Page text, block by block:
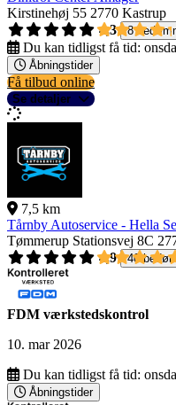
Kirstinehøj 55 2770 Kastrup
4,3
8
Du kan tidligst få tid:
Åbningstider
Få tilbud online
Se detaljer
7,5 km
Tårnby Autoservice - Hella
Tømmerup Stationsvej 8C
4,9
40
FDM værkstedskontrol
10. mar 2026
Du kan tidligst få tid:
Åbningstider